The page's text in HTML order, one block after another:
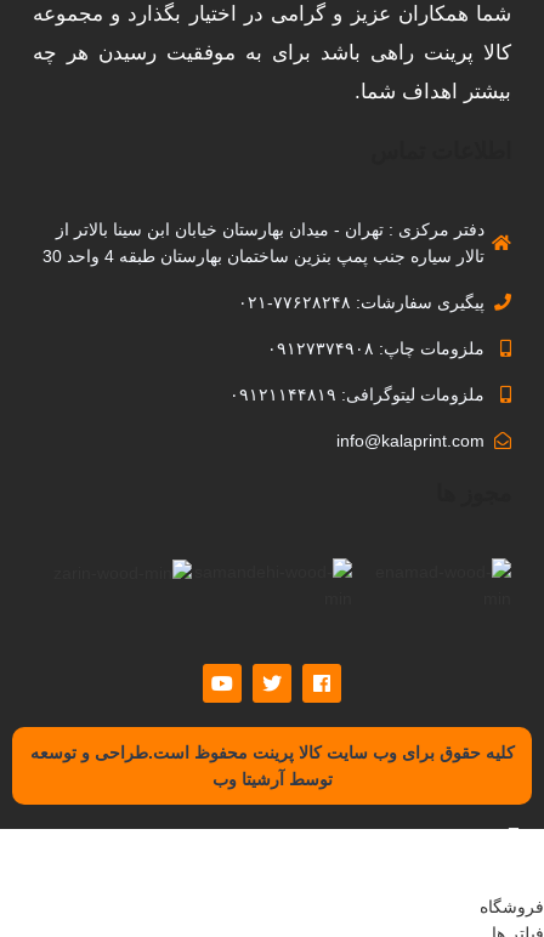
شما همکاران عزیز و گرامی در اختیار بگذارد و مجموعه
کالا پرینت راهی باشد برای به موفقیت رسیدن هر چه
بیشتر اهداف شما.
دفتر مرکزی : تهران - میدان بهارستان خیابان ابن سینا بالاتر از
تالار سیاره جنب پمپ بنزین ساختمان بهارستان طبقه 4 واحد 30
پیگیری سفارشات: ۷۷۶۲۸۲۴۸-۰۲۱
ملزومات چاپ: ۰۹۱۲۷۳۷۴۹۰۸
ملزومات لیتوگرافی: ۰۹۱۲۱۱۴۴۸۱۹
info@kalaprint.com
کلیه حقوق برای وب سایت کالا پرینت محفوظ است.طراحی و توسعه
توسط آرشیتا وب
فروشگاه